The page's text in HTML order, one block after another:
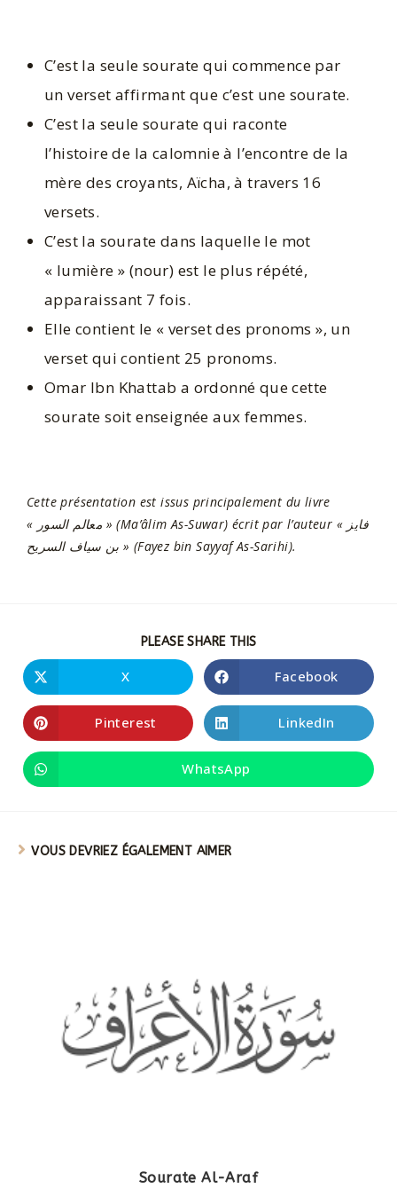
C’est la seule sourate qui commence par
un verset affirmant que c’est une sourate.
C’est la seule sourate qui raconte
l’histoire de la calomnie à l’encontre de la
mère des croyants, Aïcha, à travers 16
versets.
C’est la sourate dans laquelle le mot
« lumière » (nour) est le plus répété,
apparaissant 7 fois.
Elle contient le « verset des pronoms », un
verset qui contient 25 pronoms.
Omar Ibn Khattab a ordonné que cette
sourate soit enseignée aux femmes.
Cette présentation est issus principalement du livre
« معالم السور » (Ma’âlim As-Suwar) écrit par l’auteur « فايز
بن سياف السريح » (Fayez bin Sayyaf As-Sarihi).
PLEASE SHARE THIS
X Facebook
Pinterest LinkedIn
WhatsApp
VOUS DEVRIEZ ÉGALEMENT AIMER
Sourate Al-Araf